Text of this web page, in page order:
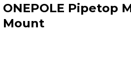
ONEPOLE Pipetop
Mount